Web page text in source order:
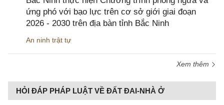
ứng phó với bạo lực trên cơ sở giới giai đoạn
2026 - 2030 trên địa bàn tỉnh Bắc Ninh
An ninh trật tự
Xem thêm
HỎI ĐÁP PHÁP LUẬT VỀ ĐẤT ĐAI-NHÀ Ở